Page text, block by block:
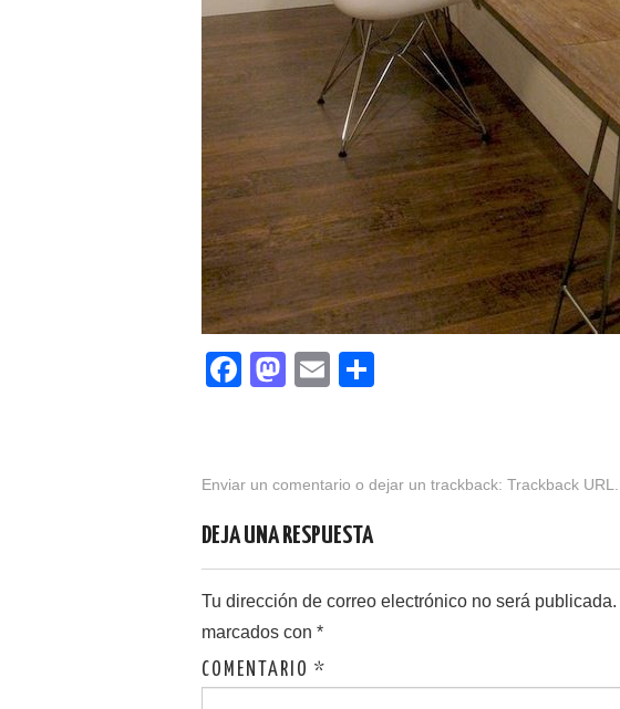
F
e
o
o
k
M
o
o
n
E
p
Enviar un comentario o dejar un trackback: Trackback URL
DEJA UNA RESPUESTA
Tu dirección de correo electrónico no será publicada.
marcados con *
COMENTARIO *